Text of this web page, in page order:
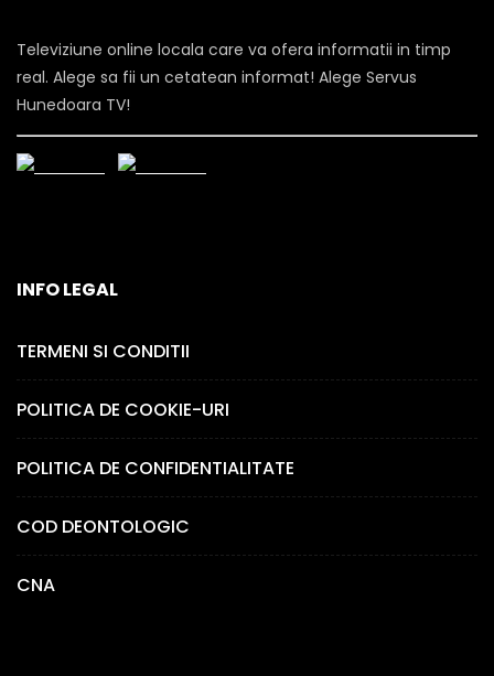
Televiziune online locala care va ofera informatii in timp
real. Alege sa fii un cetatean informat! Alege Servus
Hunedoara TV!
INFO LEGAL
TERMENI SI CONDITII
POLITICA DE COOKIE-URI
POLITICA DE CONFIDENTIALITATE
COD DEONTOLOGIC
CNA